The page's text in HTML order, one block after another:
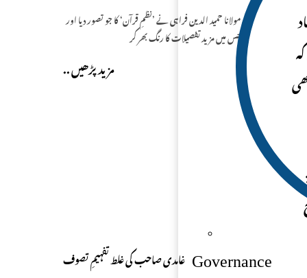
Governance
مولانا حمید الدین فراہی نے ’نظمِ قرآن‘ کا جو تصور دیا اور
جس میں مزید تفصیلات کا رنگ بھر کر
.. مزید پڑھیں
غامدی صاحب کی غلط تفہیمِ تصوف